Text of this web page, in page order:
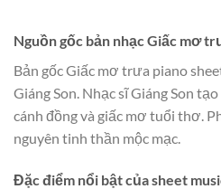
Nguồn gốc bản nhạc Giấc mơ
Bản gốc Giấc mơ trưa piano
Giáng Son. Nhạc sĩ Giáng Son
cánh đồng và giấc mơ tuổi thơ.
nguyên tinh thần mộc mạc.
Đặc điểm nổi bật của sheet